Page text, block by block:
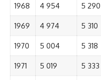
1968 4 954 5 290
1969 4 974 5 310
1970 5 004 5 318
1971 5 019 5 333